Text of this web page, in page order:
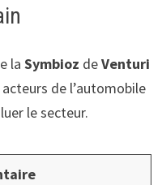
la Symbioz deVenturi
de l’automobile
le secteur.